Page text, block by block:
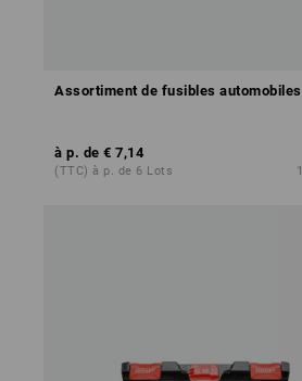
Assortiment de fusibles automobiles
à p. de € 7,14
(TTC) à p. de 6 Lots 1